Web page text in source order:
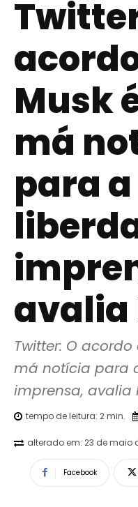
Musk
má
para a
avalia
Twitter: O
má notícia para
imprensa, avalia
tempo de leitura: 2min.
alterado em: 23 de maio
Facebook